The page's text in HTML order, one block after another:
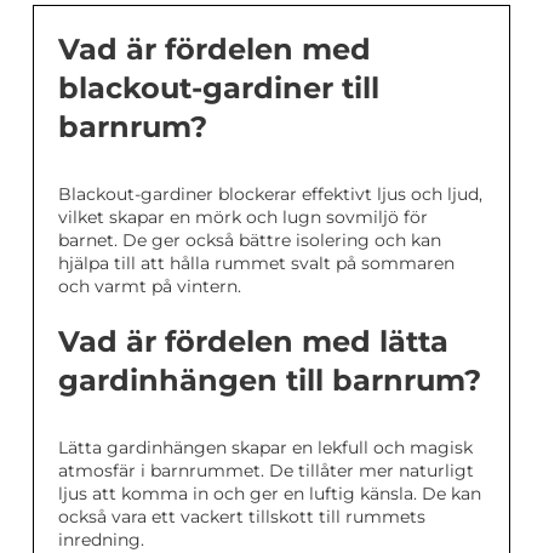
Vad är fördelen med
blackout-gardiner till
barnrum?
Blackout-gardiner blockerar effektivt ljus och ljud,
vilket skapar en mörk och lugn sovmiljö för
barnet. De ger också bättre isolering och kan
hjälpa till att hålla rummet svalt på sommaren
och varmt på vintern.
Vad är fördelen med lätta
gardinhängen till barnrum?
Lätta gardinhängen skapar en lekfull och magisk
atmosfär i barnrummet. De tillåter mer naturligt
ljus att komma in och ger en luftig känsla. De kan
också vara ett vackert tillskott till rummets
inredning.